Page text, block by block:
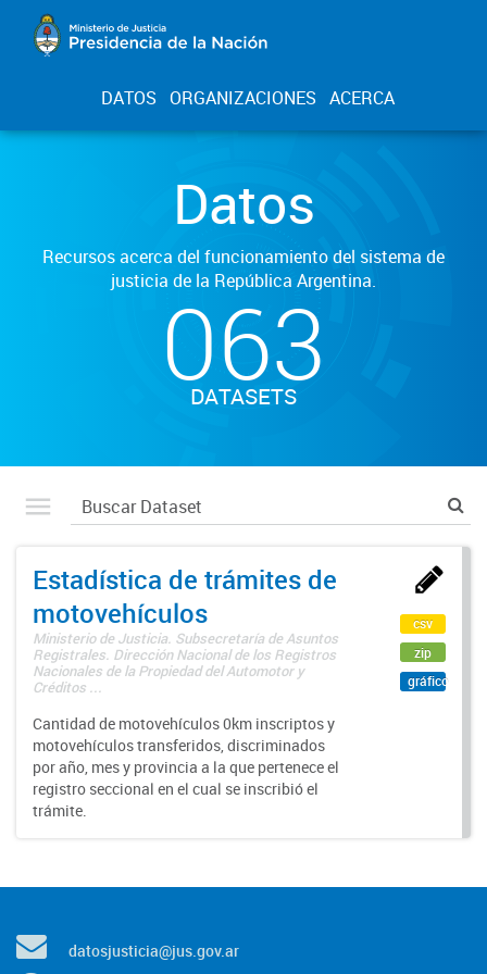
DATOS ORGANIZACIONES ACERCA
Datos
Recursos acerca del funcionamiento del sistema de
justicia de la República Argentina.
063
DATASETS
Estadística de trámites de
motovehículos
Ministerio de Justicia. Subsecretaría de Asuntos
Registrales. Dirección Nacional de los Registros
Nacionales de la Propiedad del Automotor y
Créditos ...
Cantidad de motovehículos 0km inscriptos y
motovehículos transferidos, discriminados
por año, mes y provincia a la que pertenece el
registro seccional en el cual se inscribió el
trámite.
csv
zip
gráfico
datosjusticia@jus.gov.ar